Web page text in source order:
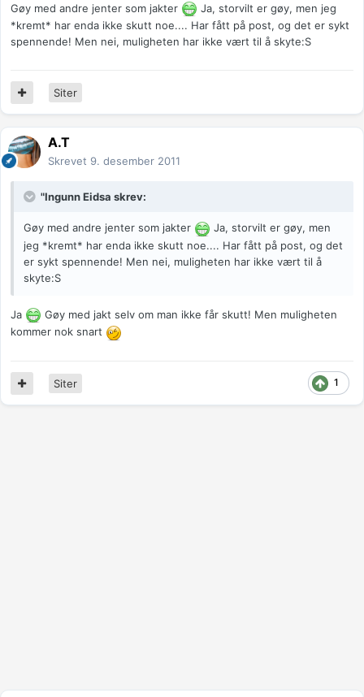
Gøy med andre jenter som jakter
Ja, storvilt er gøy, men jeg
*kremt* har enda ikke skutt noe.... Har fått på post, og det er sykt
spennende! Men nei, muligheten har ikke vært til å skyte:S
Siter
A.T
Skrevet 9. desember 2011
"Ingunn Eidsa skrev:
Gøy med andre jenter som jakter
Ja, storvilt er gøy, men
jeg *kremt* har enda ikke skutt noe.... Har fått på post, og det
er sykt spennende! Men nei, muligheten har ikke vært til å
skyte:S
Ja
Gøy med jakt selv om man ikke får skutt! Men muligheten
kommer nok snart
1
Siter